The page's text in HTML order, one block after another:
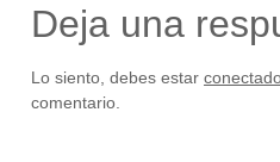
Deja una
Lo siento, debes estar
comentario.